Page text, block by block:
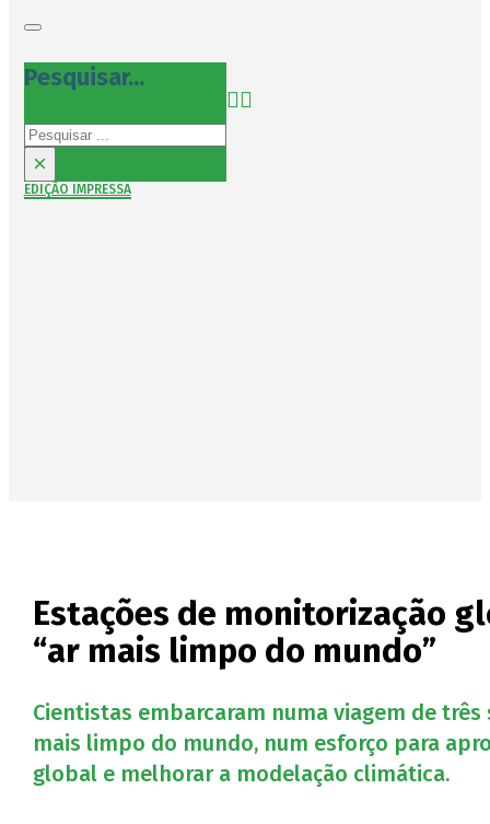
Pesquisar...
Pesquisar
×
EDIÇÃO IMPRESSA
Estações de monitorização
“ar mais limpo do mundo”
Cientistas embarcaram numa viagem de
mais limpo do mundo, num esforço para
global e melhorar a modelação climática.